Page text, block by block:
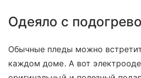
Одеяло с
Обычные пледы можно
каждом доме. А вот